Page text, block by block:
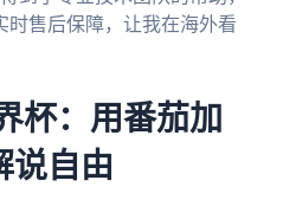
时售后保障，让我在海外看
杯：用番茄加
说自由